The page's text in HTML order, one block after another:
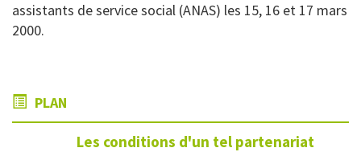
assistants de service social (ANAS) les 15, 16 et 17 mars
2000.
PLAN
Les conditions d'un tel partenariat